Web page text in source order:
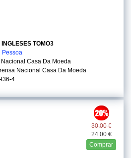
INGLESES TOMO3
Pessoa
Nacional Casa Da Moeda
Nacional Casa Da Moeda
4
30.00 €
24.00 €
Comprar